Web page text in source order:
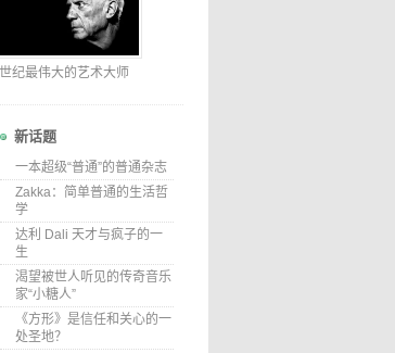
纪最伟大的艺术大师
新话题
一本超级“普通”的普通杂志
Zakka：简单普通的生活哲
学
达利 Dali 天才与疯子的一
生
渴望被世人听见的传奇音乐
家“小糖人”
《方形》是信任和关心的一
处圣地？